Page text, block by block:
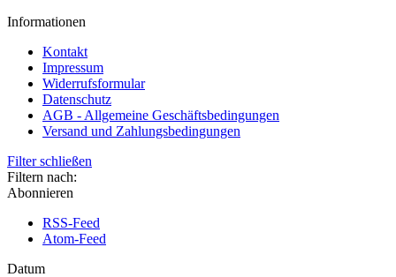
Informationen
Kontakt
Impressum
Widerrufsformular
Datenschutz
AGB - Allgemeine Geschäftsbedingungen
Versand und Zahlungsbedingungen
Filter schließen
Filtern nach:
Abonnieren
RSS-Feed
Atom-Feed
Datum